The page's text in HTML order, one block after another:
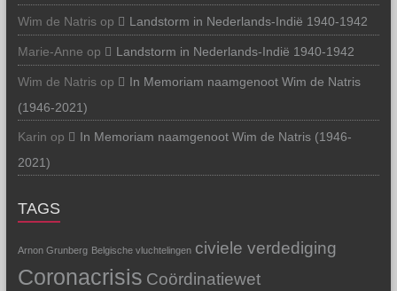
Wim de Natrisop Landstorm in Nederlands-Indië 1940-1942
Marie-Anne op Landstorm in Nederlands-Indië 1940-1942
Wim de Natrisop
In Memoriam naamgenoot Wim de Natris
(1946-2021)
Karin op
In Memoriam naamgenoot Wim de Natris (1946-
2021)
TAGS
Arnon Grunberg Belgische vluchtelingen civiele verdediging
Coronacrisis Coördinatiewet